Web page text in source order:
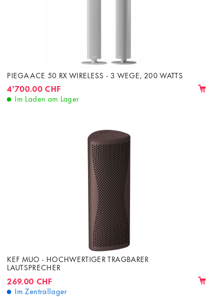
PIEGA ACE 50 RX WIRELESS - 3 WEGE, 200 WATTS
4'700.00 CHF
Im Laden am Lager
KEF MUO - HOCHWERTIGER TRAGBARER
LAUTSPRECHER
269.00 CHF
Im Zentrallager